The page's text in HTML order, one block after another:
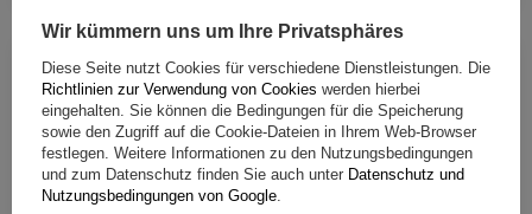
Wir kümmern uns um Ihre Privatsphäres
Diese Seite nutzt Cookies für verschiedene Dienstleistungen. Die
Richtlinien zur Verwendung von Cookies werden hierbei
eingehalten. Sie können die Bedingungen für die Speicherung
sowie den Zugriff auf die Cookie-Dateien in Ihrem Web-Browser
festlegen. Weitere Informationen zu den Nutzungsbedingungen
und zum Datenschutz finden Sie auch unter Datenschutz und
Nutzungsbedingungen von Google.